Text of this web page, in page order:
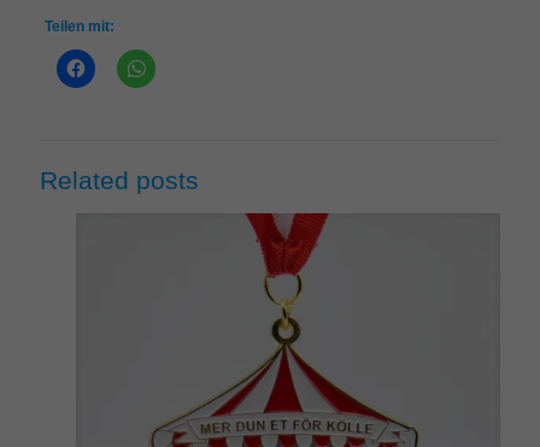
Teilen mit:
Related posts